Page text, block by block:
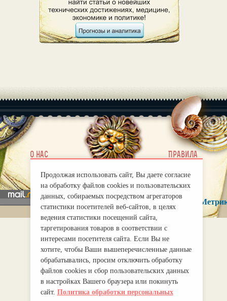
О нас |
Правила
Продолжая использовать сайт, Вы даете согласие
на обработку файлов cookies и пользовательских
данных, собираемых посредством агрегаторов
статистики посетителей веб-сайтов, в целях
ведения статистики посещений сайта,
таргетирования товаров в соответствии с
интересами посетителя сайта. Если Вы не
хотите, чтобы Ваши вышеперечисленные данные
обрабатывались, просим отключить обработку
файлов cookies и сбор пользовательских данных
в настройках Вашего браузера или покинуть
сайт. Политика обработки персональных